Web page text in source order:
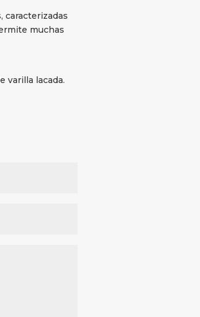
caracterizadas
muchas
varilla lacada.